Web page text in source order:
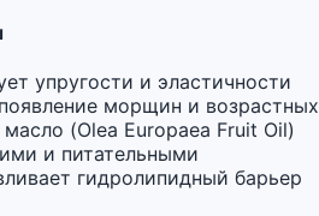
упругости и эластичности
морщин и возрастных
(Olea Europaea Fruit Oil)
и питательными
гидролипидный барьер